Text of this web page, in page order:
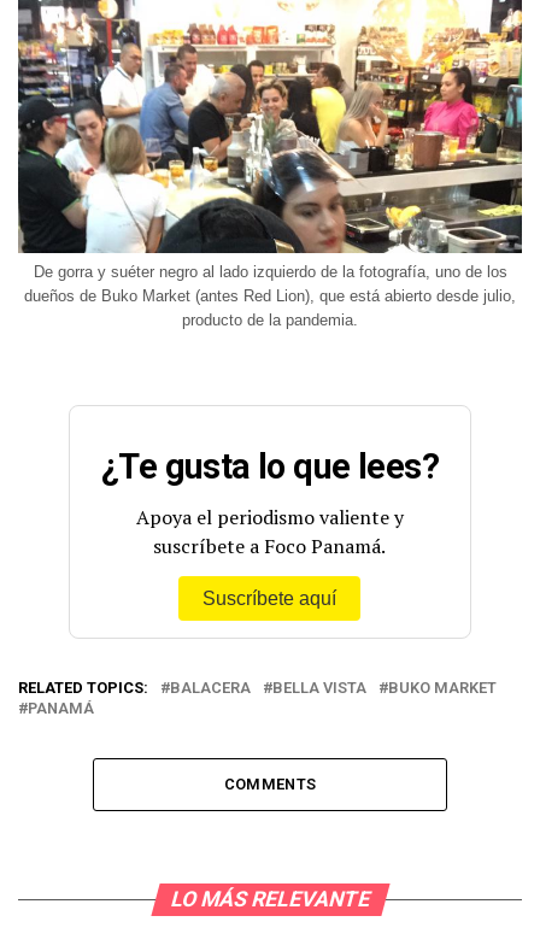
De gorra y suéter negro al lado izquierdo de la fotografía, uno de los
dueños de Buko Market (antes Red Lion), que está abierto desde julio,
producto de la pandemia.
¿Te gusta lo que lees?
Apoya el periodismo valiente y
suscríbete a Foco Panamá.
Suscríbete aquí
RELATED TOPICS: BALACERA BELLA VISTA
BUKO MARKET
PANAMÁ
COMMENTS
LO MÁS RELEVANTE